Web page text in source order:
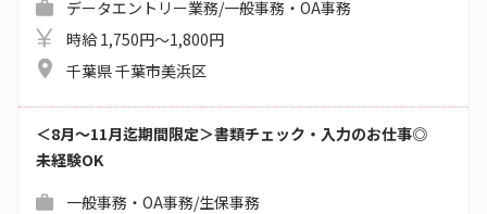
データエントリー業務/一般事務・OA事務
時給 1,750円～1,800円
千葉県 千葉市美浜区
＜8月～11月迄期間限定＞書類チェック・入力のお仕事◎
未経験OK
一般事務・OA事務/生保事務